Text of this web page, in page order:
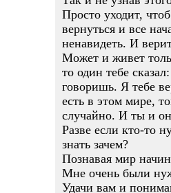
Просто уходит,
вернуться и все
ненавидеть. И
Может и живет
то один тебе
говоришь. Я тебе
есть в этом мире,
случайно. И ты и
Разве если кто-то
знать зачем?
Познавая мир
Мне очень были
Удачи вам и